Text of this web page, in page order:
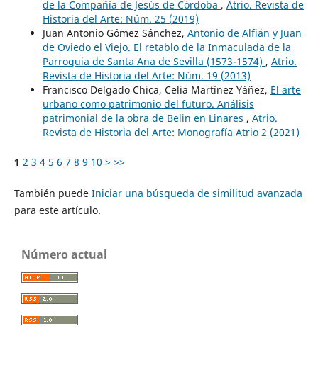
de la Compañía de Jesús de Córdoba , Atrio. Revista de
Historia del Arte: Núm. 25 (2019)
Juan Antonio Gómez Sánchez, Antonio de Alfián y Juan
de Oviedo el Viejo. El retablo de la Inmaculada de la
Parroquia de Santa Ana de Sevilla (1573-1574) , Atrio.
Revista de Historia del Arte: Núm. 19 (2013)
Francisco Delgado Chica, Celia Martínez Yáñez, El arte
urbano como patrimonio del futuro. Análisis
patrimonial de la obra de Belin en Linares , Atrio.
Revista de Historia del Arte: Monografía Atrio 2 (2021)
1 2 3 4 5 6 7 8 9 10 > >>
También puede Iniciar una búsqueda de similitud avanzada
para este artículo.
Número actual